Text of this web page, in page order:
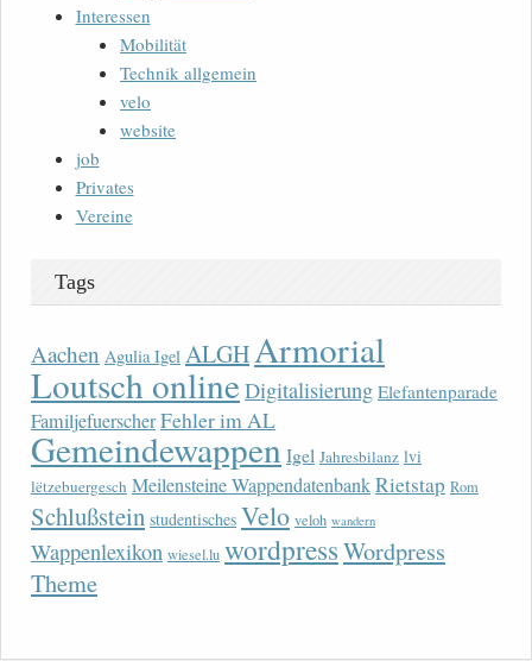
Interessen
Mobilität
Technik allgemein
velo
website
job
Privates
Vereine
Tags
Aachen Agulia Igel ALGH Armorial
Loutsch onlineDigitalisierung Elefantenparade
FamiljefuerscherFehler im AL
Gemeindewappen Igel Jahresbilanz lvi
lëtzebuergesch Meilensteine WappendatenbankRietstap Rom
Schlußstein studentisches Velo veloh wandern
Wappenlexikon wiesel.lu wordpressWordpress
Theme